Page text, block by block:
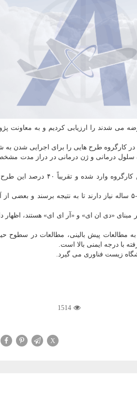
اظهار داشت: به صورت کلی طرح هایی که در پیشبرد اهداف کووید ۱۹ عرضه می شدند را ارزیابی کردیم و به
بیان نمود: ما در کارگروه طرح هایی را برای اجرایی شدن
سلول درمانی و ژن درمانی در دراز مدت
وی با اشاره به اینکه هنوز نتایج این طرح ها مشخص نیستند، بیان نمود: ۲۱ طرح به این کارگروه
عضو هیئت علمی پژوهشگاه زیست فناوری اظهار داشت: عمده این طرح ها به زمانی ۳-۵ ساله نیاز دارند تا به نتیجه برسند و
مبنای «دی ان ای» و «آر ای ای» هستند، اظهار
مطالعات پیش بالینی، مطالعات در سطوح
با درجه ایمنی بالا است.
زیست فناوری می گیرد.
1514
X